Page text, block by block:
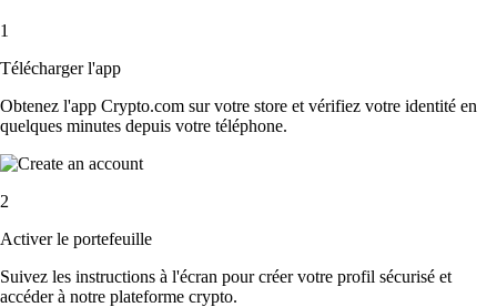
1
Télécharger l'app
Obtenez l'app Crypto.com sur votre store et vérifiez votre identité en
quelques minutes depuis votre téléphone.
2
Activer le portefeuille
Suivez les instructions à l'écran pour créer votre profil sécurisé et
accéder à notre plateforme crypto.